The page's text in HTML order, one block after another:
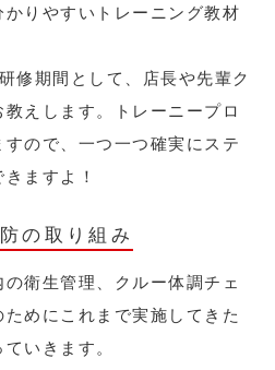
りやすいトレーニング教材
修期間として、店長や先輩ク
えします。トレーニープロ
ので、一つ一つ確実にステ
ますよ！
の取り組み
衛生管理、クルー体調チェ
めにこれまで実施してきた
いきます。